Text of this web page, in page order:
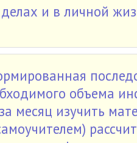
и в личной
объема
месяц изучить